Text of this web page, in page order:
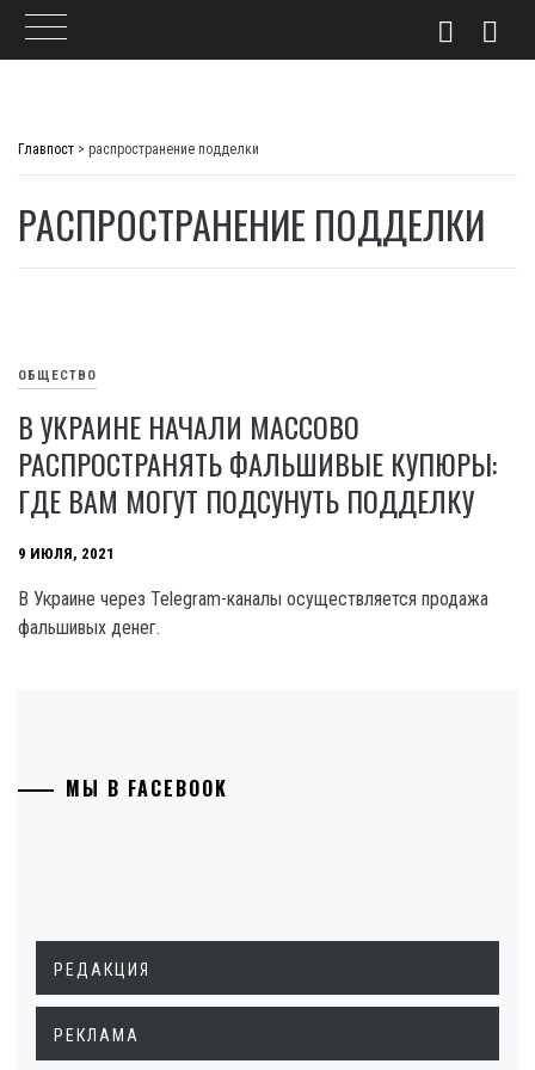
Главпост > распространение подделки
РАСПРОСТРАНЕНИЕ ПОДДЕЛКИ
ОБЩЕСТВО
В УКРАИНЕ НАЧАЛИ МАССОВО
РАСПРОСТРАНЯТЬ ФАЛЬШИВЫЕ КУПЮРЫ:
ГДЕ ВАМ МОГУТ ПОДСУНУТЬ ПОДДЕЛКУ
9 ИЮЛЯ, 2021
В Украине через Telegram-каналы осуществляется продажа
фальшивых денег.
МЫ В FACEBOOK
РЕДАКЦИЯ
РЕКЛАМА